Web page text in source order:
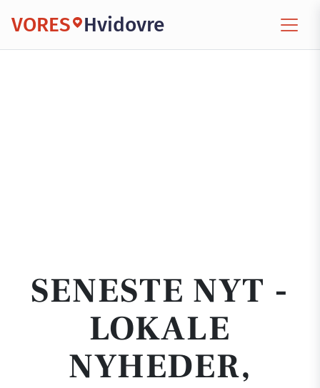
VORES Hvidovre
SENESTE NYT -
LOKALE
NYHEDER,